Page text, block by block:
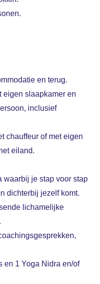
en terug.
eigen slaapkamer en
inclusief
chauffeur of met eigen
eiland.
waarbij je stap voor stap
dichterbij jezelf komt.
lichamelijke
en 1 Yoga Nidra en/of